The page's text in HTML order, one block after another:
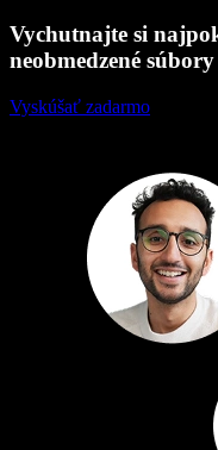
Vychutnajte si
neobmedzené
Vyskúšať zadarmo